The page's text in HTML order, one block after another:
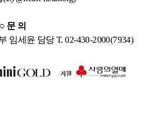
○ 문 의
임세윤 담당 T. 02-430-2000(7934)